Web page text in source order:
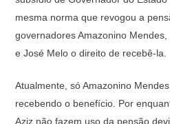
mesma norma que revogou a
governadores Amazonino
e José Melo o direito de recebê-la.
Atualmente, só Amazonino
recebendo o benefício. Por
Aziz não fazem uso da pensão